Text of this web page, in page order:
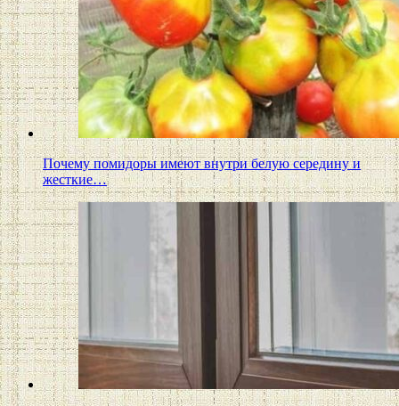
Почему помидоры имеют внутри белую середину и
жесткие…